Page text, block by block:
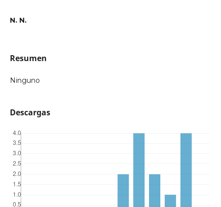
N. N.
Resumen
Ninguno
Descargas